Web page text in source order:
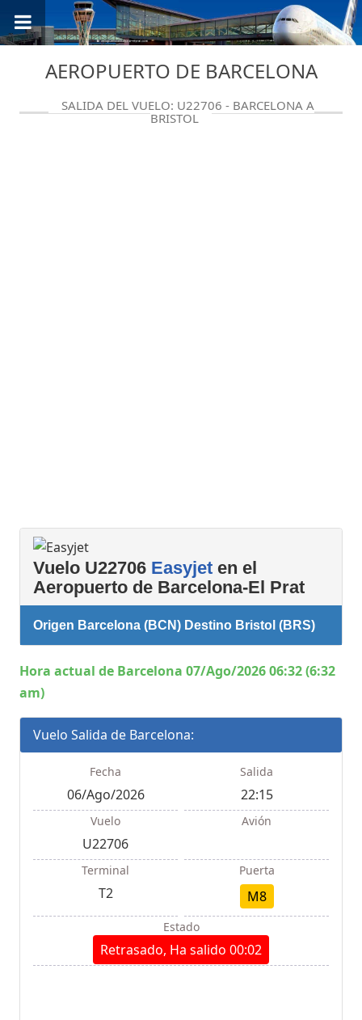
AEROPUERTO DE BARCELONA
SALIDA DEL VUELO: U22706 - BARCELONA A
BRISTOL
Vuelo U22706 Easyjet en el
Aeropuerto de Barcelona-El Prat
Origen Barcelona (BCN) Destino Bristol (BRS)
Hora actual de Barcelona 07/Ago/2026 06:32 (6:32
am)
Vuelo Salida de Barcelona:
Fecha
06/Ago/2026
Salida
22:15
Vuelo
U22706
Avión
Terminal
T2
Puerta
M8
Estado
Retrasado, Ha salido 00:02